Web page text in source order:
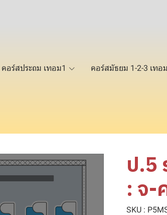
คอร์สประถม เทอม1 คอร์สมัธยม 1-2-3 เทอ
ป.5
: จ-
SKU :